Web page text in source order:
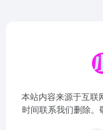
本站内容来源于互联
时间联系我们删除